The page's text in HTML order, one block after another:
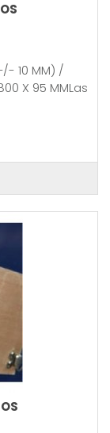
10 MM) /
X 95 MMLas